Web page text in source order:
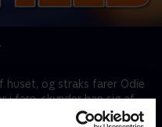
huset, og straks farer Odie
i fare, skynder han sig af
at redde ham.